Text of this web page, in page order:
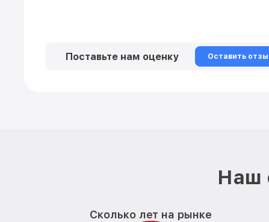
Поставьте нам оценку Оставить
Наш
Сколько лет на рынке